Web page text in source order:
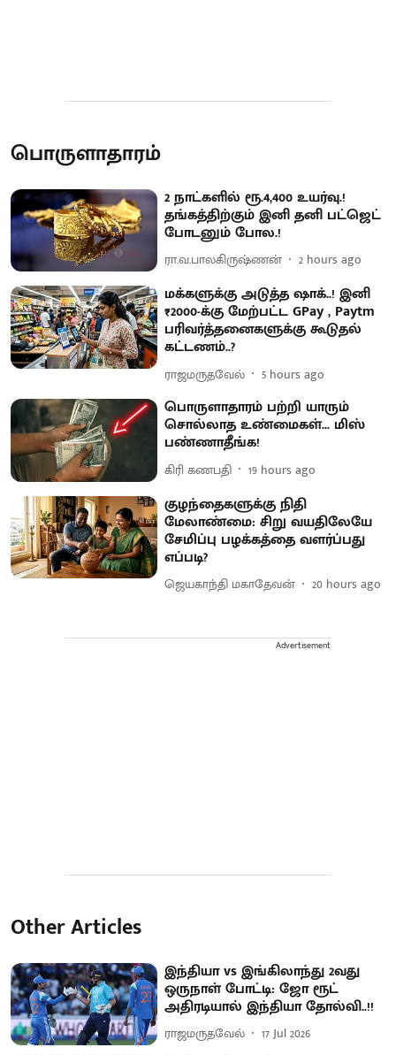
பொருளாதாரம்
2 நாட்களில் ரூ.4,400 உயர்வு.!
தங்கத்திற்கும் இனி தனி பட்ஜெட்
போடனும் போல.!
ரா.வ.பாலகிருஷ்ணன் 2 hours ago
மக்களுக்கு அடுத்த ஷாக்..! இனி
₹2000-க்கு மேற்பட்ட GPay , Paytm
பரிவர்த்தனைகளுக்கு கூடுதல்
கட்டணம்..?
ராஜமருதவேல் 5 hours ago
பொருளாதாரம் பற்றி யாரும்
சொல்லாத உண்மைகள்... மிஸ்
பண்ணாதீங்க!
கிரி கணபதி 19 hours ago
குழந்தைகளுக்கு நிதி
மேலாண்மை: சிறு வயதிலேயே
சேமிப்பு பழக்கத்தை வளர்ப்பது
எப்படி?
ஜெயகாந்தி மகாதேவன் 20 hours ago
Advertisement
Other Articles
இந்தியா vs இங்கிலாந்து 2வது
ஒருநாள் போட்டி: ஜோ ரூட்
அதிரடியால் இந்தியா தோல்வி..!!
ராஜமருதவேல் 17 Jul 2026